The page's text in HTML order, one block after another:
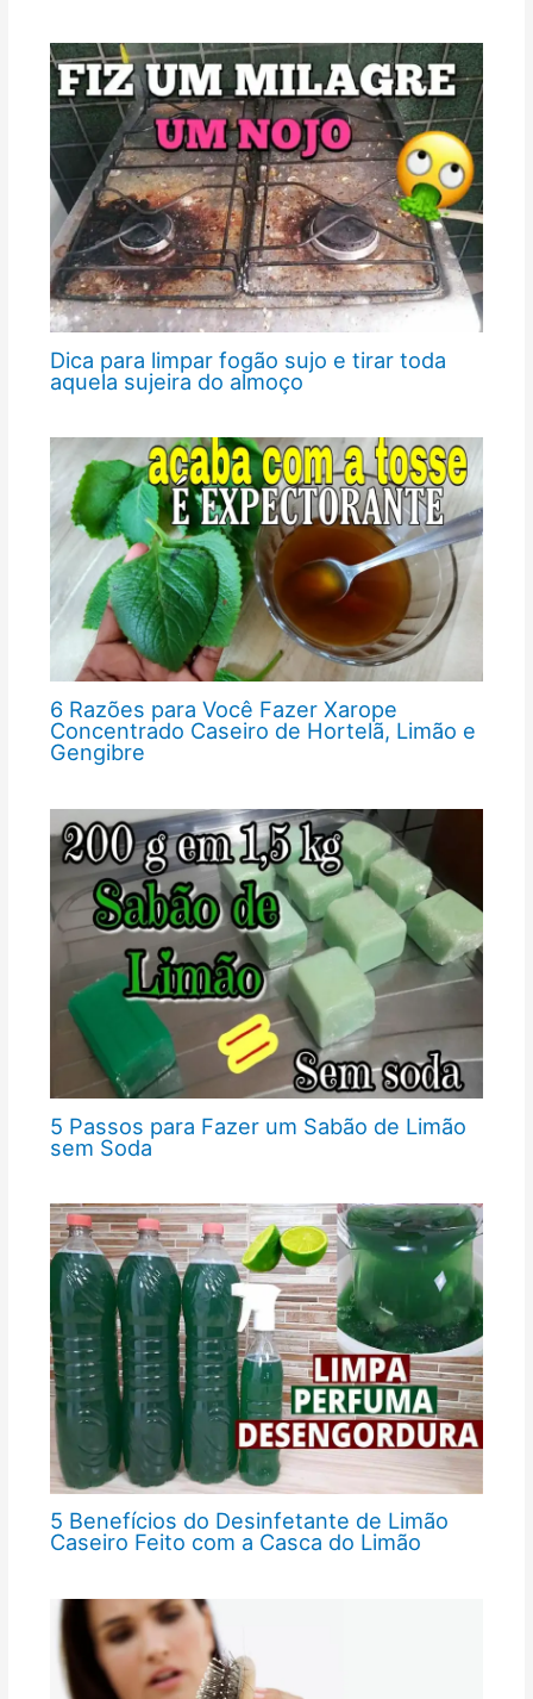
Dica para limpar fogão sujo e tirar toda
aquela sujeira do almoço
6 Razões para Você Fazer Xarope
Concentrado Caseiro de Hortelã, Limão e
Gengibre
5 Passos para Fazer um Sabão de Limão
sem Soda
5 Benefícios do Desinfetante de Limão
Caseiro Feito com a Casca do Limão